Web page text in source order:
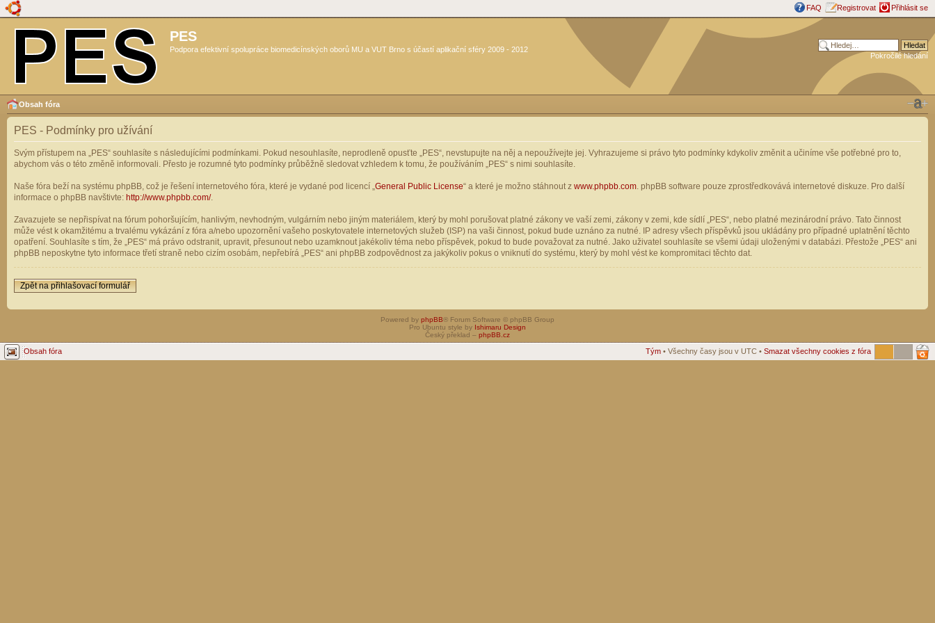
FAQ Registrovat Přihlásit se
PES
Podpora efektivní spolupráce biomedicínských oborů MU a VUT Brno s účastí aplikační sféry 2009 - 2012
Pokročilé hledání
Obsah fóra
PES - Podmínky pro užívání
Svým přístupem na „PES“ souhlasíte s následujícími podmínkami. Pokud nesouhlasíte, neprodleně opusťte „PES“, nevstupujte na něj a nepoužívejte jej. Vyhrazujeme si právo tyto podmínky kdykoliv změnit a učiníme vše potřebné pro to,
abychom vás o této změně informovali. Přesto je rozumné tyto podmínky průběžně sledovat vzhledem k tomu, že používáním „PES“ s nimi souhlasíte.
Naše fóra beží na systému phpBB, což je řešení internetového fóra, které je vydané pod licencí „General Public License“ a které je možno stáhnout z www.phpbb.com. phpBB software pouze zprostředkovává internetové diskuze. Pro další
informace o phpBB navštivte: http://www.phpbb.com/.
Zavazujete se nepřispívat na fórum pohoršujícím, hanlivým, nevhodným, vulgárním nebo jiným materiálem, který by mohl porušovat platné zákony ve vaší zemi, zákony v zemi, kde sídlí „PES“, nebo platné mezinárodní právo. Tato činnost
může vést k okamžitému a trvalému vykázání z fóra a/nebo upozornění vašeho poskytovatele internetových služeb (ISP) na vaši činnost, pokud bude uznáno za nutné. IP adresy všech příspěvků jsou ukládány pro případné uplatnění těchto
opatření. Souhlasíte s tím, že „PES“ má právo odstranit, upravit, přesunout nebo uzamknout jakékoliv téma nebo příspěvek, pokud to bude považovat za nutné. Jako uživatel souhlasíte se všemi údaji uloženými v databázi. Přestože „PES“ ani
phpBB neposkytne tyto informace třetí straně nebo cizím osobám, nepřebírá „PES“ ani phpBB zodpovědnost za jakýkoliv pokus o vniknutí do systému, který by mohl vést ke kompromitaci těchto dat.
Zpět na přihlašovací formulář
Powered by phpBB® Forum Software © phpBB Group
Pro Ubuntu style by Ishimaru Design
Český překlad – phpBB.cz
Obsah fóra Tým • Všechny časy jsou v UTC • Smazat všechny cookies z fóra